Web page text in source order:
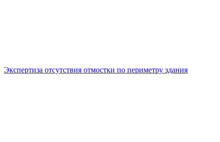
Экспертиза отсутствия отмостки по периметру здания